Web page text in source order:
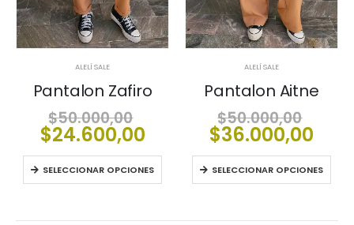
ALELÍ SALE
Pantalon Zafiro
$50.000,00
precio
original
era:
$50.000,00.
$24.600,00El
precio
actual
es:
SELECCIONAR OPCIONES
ALELÍ SALE
Pantalon Aitne
$50.000,00
era:
$36.000,00
es:
SELECCIONAR OPCIONES